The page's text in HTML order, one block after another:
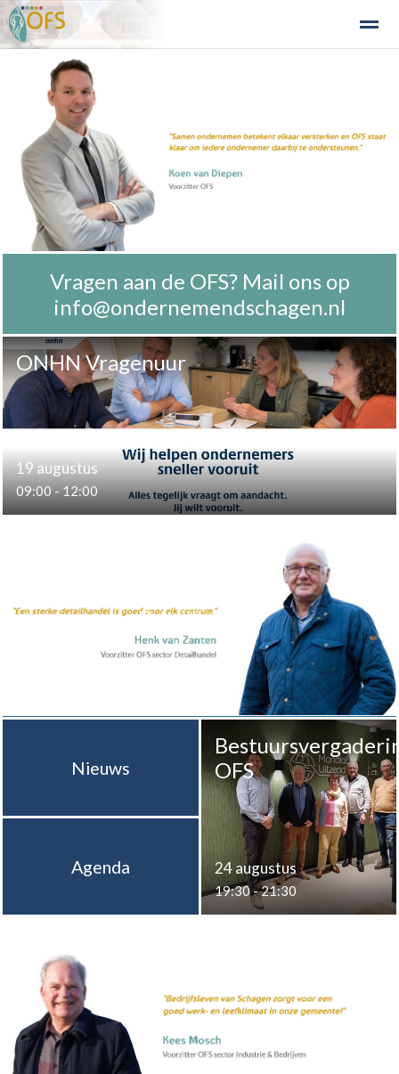
Detailhandel
Home Nieuws Agenda
Vragen aan de OFS? Mail ons op
info@ondernemendschagen.nl
ONHN Vragenuur
19 augustus
09:00 - 12:00
Detailhandel
Nieuws
OFS
24 augustus
19:30 - 21:30
Agenda